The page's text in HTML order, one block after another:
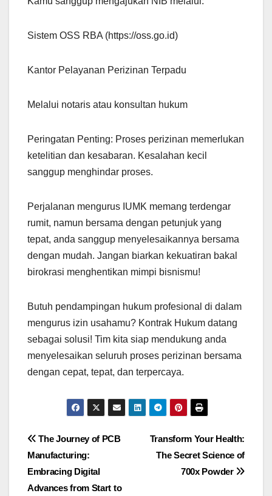
Sistem OSS RBA (https://oss.go.id)
Kantor Pelayanan Perizinan Terpadu
Melalui notaris atau konsultan hukum
Peringatan Penting: Proses perizinan memerlukan
ketelitian dan kesabaran. Kesalahan kecil
sanggup menghindar proses.
Perjalanan mengurus IUMK memang terdengar
rumit, namun bersama dengan petunjuk yang
tepat, anda sanggup menyelesaikannya bersama
dengan mudah. Jangan biarkan kekuatiran bakal
birokrasi menghentikan mimpi bisnismu!
Butuh pendampingan hukum profesional di dalam
mengurus izin usahamu? Kontrak Hukum datang
sebagai solusi! Tim kita siap mendukung anda
menyelesaikan seluruh proses perizinan bersama
dengan cepat, tepat, dan terpercaya.
Post
navigation
Transform Your Health:
The Secret Science of
700x Powder
The Journey of PCB
Manufacturing:
Embracing Digital
Advances from Start to